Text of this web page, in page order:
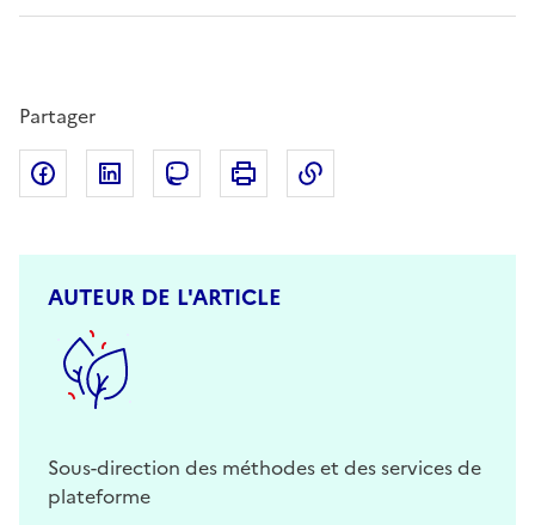
Partager
Partager sur Facebook
Partager sur LinkedIn
Partager sur Mastodon
Imprimer
AUTEUR DE L'ARTICLE
Sous-direction des méthodes et des services de
plateforme